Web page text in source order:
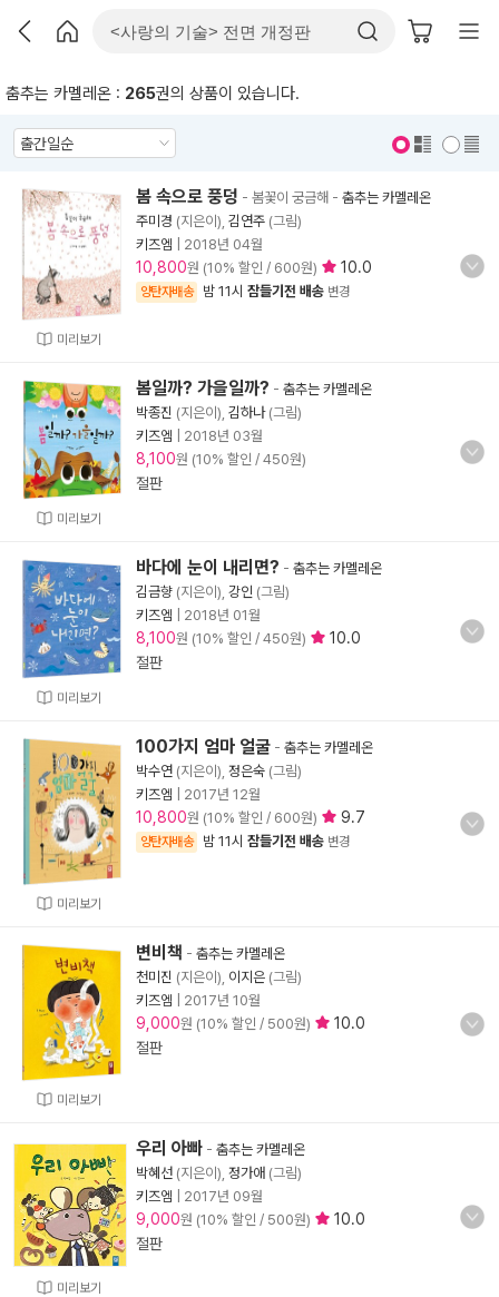
춤추는 카멜레온 : 265권의 상품이 있습니다.
미리보기
봄 속으로 풍덩 - 봄꽃이 궁금해 - 춤추는 카멜레온
주미경 (지은이), 김연주 (그림)
키즈엠
2018년 04월
10,800원 (10% 할인 / 600원) 10.0
양탄자배송 밤 11시 잠들기전 배송 변경
미리보기
봄일까? 가을일까? - 춤추는 카멜레온
박종진 (지은이), 김하나(그림)
키즈엠
2018년 03월
8,100원 (10% 할인 / 450원)
절판
미리보기
바다에 눈이 내리면? - 춤추는 카멜레온
김금향 (지은이), 강인 (그림)
키즈엠
2018년 01월
8,100원 (10% 할인 / 450원)
10.0
절판
미리보기
100가지 엄마 얼굴 - 춤추는 카멜레온
박수연 (지은이), 정은숙 (그림)
키즈엠
2017년 12월
10,800원 (10% 할인 / 600원) 9.7
양탄자배송 밤 11시 잠들기전 배송 변경
미리보기
변비책 - 춤추는 카멜레온
천미진 (지은이), 이지은 (그림)
키즈엠
2017년 10월
9,000원 (10% 할인 / 500원)
10.0
절판
미리보기
우리 아빠 - 춤추는 카멜레온
박혜선 (지은이), 정가애 (그림)
키즈엠
2017년 09월
9,000원 (10% 할인 / 500원)
10.0
절판